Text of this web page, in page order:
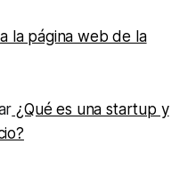
la página web de la
¿Qué es una startup y